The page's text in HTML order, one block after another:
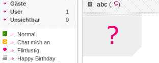
Gäste
User
1
Unsichtbar
0
Normal
Chat mich an
Flirtlustig
Happy Birthday
abc(, )